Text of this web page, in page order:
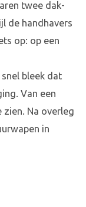
twee dak-
de handhavers
op: op een
bleek dat
Van een
Na overleg
in